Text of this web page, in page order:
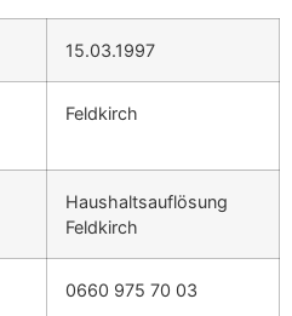
15.03.1997
Feldkirch
Haushaltsauflösung
Feldkirch
0660 975 70 03